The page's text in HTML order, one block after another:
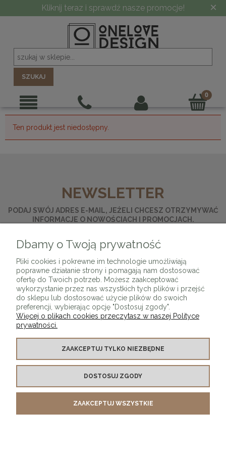
Kliknij teraz i sprawdź nasze promocje! ×
SZUKAJ
Ten produkt jest niedostępny.
NEWSLETTER
PODAJ SWÓJ ADRES E-MAIL, JEŻELI CHCESZ OTRZYMYWAĆ
INFORMACJE O NOWOŚCIACH I PROMOCJACH.
KONTAKT Z NAMI
MOJE KONTO
Dbamy o Twoją prywatność
Pliki cookies i pokrewne im technologie umożliwiają
poprawne działanie strony i pomagają nam dostosować
ofertę do Twoich potrzeb. Możesz zaakceptować
wykorzystanie przez nas wszystkich tych plików i przejść
do sklepu lub dostosować użycie plików do swoich
preferencji, wybierając opcję "Dostosuj zgody".
Więcej o plikach cookies przeczytasz w naszej Polityce
prywatności.
ZAAKCEPTUJ TYLKO NIEZBĘDNE
DOSTOSUJ ZGODY
ZAAKCEPTUJ WSZYSTKIE